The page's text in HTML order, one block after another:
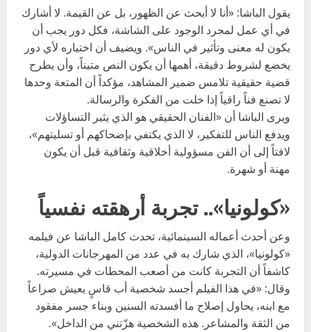
يقول الباشا: «أنا لا أبحث عن الظهور، بل عن القيمة. لا أشارك
في أي عمل لمجرد الوجود على الشاشة، فكل دور يجب أن
يكون له معنى وتأثير في الناس». ويضيف أن اختياره لأي دور
يخضع لشروط دقيقة، أهمها أن يكون النص متيناً، وأن يطرح
قضية حقيقية تلامس ضمير المشاهد، مؤكداً أن المتعة وحدها
لا تصنع فناً راقياً إذا خلت من الفكرة والرسالة.
ويرى الباشا أن «الفنان الحقيقي هو الذي يثير التساؤلات
ويدفع الناس للتفكير، لا الذي يكتفي بإضحاكهم أو تسليتهم»،
لافتاً إلى أن الفن مسؤولية أخلاقية وثقافية قبل أن يكون
مهنة أو شهرة.
«كولونيا».. تجربة أرهقته نفسياً
وعن أحدث أعماله السينمائية، تحدث كامل الباشا عن فيلمه
«كولونيا»، الذي شارك به في عدد من المهرجانات الدولية،
كاشفاً أن التجربة كانت من أصعب المحطات في مسيرته.
وقال: «في هذا الفيلم أجسد شخصية أب قاسٍ يعيش صراعاً
مع ابنه، يحاول إصلاح ما أفسدته السنين وبناء جسر مفقود
من الثقة والمشاعر. هذه الشخصية هزّتني من الداخل».